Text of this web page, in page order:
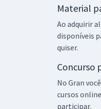
Material
Ao adquirir
disponíveis
quiser.
Concurso
No Gran
cursos
participar.